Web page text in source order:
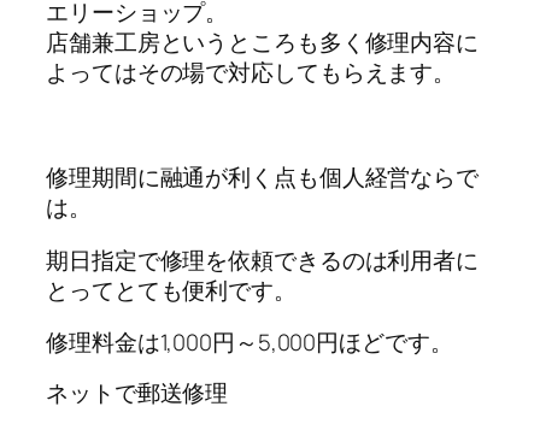
エリーショップ。
店舗兼工房というところも多く修理内容に
よってはその場で対応してもらえます。
修理期間に融通が利く点も個人経営ならで
は。
期日指定で修理を依頼できるのは利用者に
とってとても便利です。
修理料金は1,000円～5,000円ほどです。
ネットで郵送修理